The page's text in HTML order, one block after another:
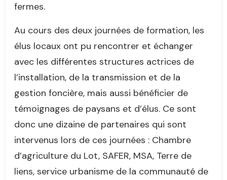
fermes.
Au cours des deux journées de formation, les
élus locaux ont pu rencontrer et échanger
avec les différentes structures actrices de
l’installation, de la transmission et de la
gestion foncière, mais aussi bénéficier de
témoignages de paysans et d’élus. Ce sont
donc une dizaine de partenaires qui sont
intervenus lors de ces journées : Chambre
d’agriculture du Lot, SAFER, MSA, Terre de
liens, service urbanisme de la communauté de